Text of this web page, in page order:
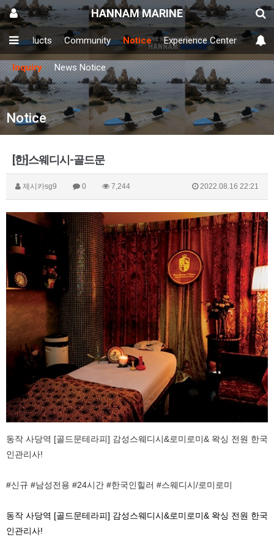
HANNAM MARINE
Products Community Notice Experience Center
Inquiry News Notice
Notice
[한]스웨디시-골드문
제시카sg9 0 7,244 2022.08.16 22:21
동작 사당역 [골드문테라피] 감성스웨디시&로미로미& 왁싱 전원 한국
인관리사!
#신규 #남성전용 #24시간 #한국인힐러 #스웨디시/로미로미
동작 사당역 [골드문테라피] 감성스웨디시&로미로미& 왁싱 전원 한국
인관리사!